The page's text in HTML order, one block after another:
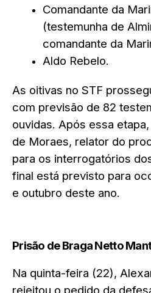
Comandante da
(testemunha de
comandante da
Aldo Rebelo.
As oitivas no STF
com previsão de 82
ouvidas. Após essa
de Moraes, relator do
para os interrogatórios
final está previsto para
e outubro deste ano.
Prisão de Braga Netto
Na quinta-feira (22),